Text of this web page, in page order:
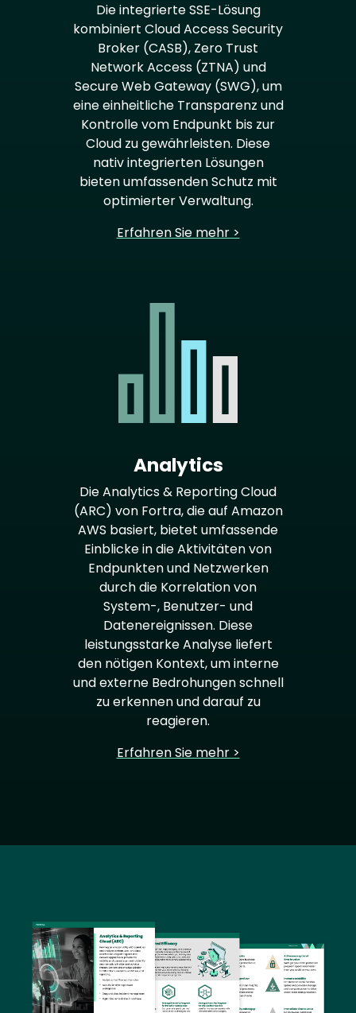
Die integrierte SSE-Lösung
kombiniert Cloud Access Security
Broker (CASB), Zero Trust
Network Access (ZTNA) und
Secure Web Gateway (SWG), um
eine einheitliche Transparenz und
Kontrolle vom Endpunkt bis zur
Cloud zu gewährleisten. Diese
nativ integrierten Lösungen
bieten umfassenden Schutz mit
optimierter Verwaltung.
Erfahren Sie mehr >
Analytics
Die Analytics & Reporting Cloud
(ARC) von Fortra, die auf Amazon
AWS basiert, bietet umfassende
Einblicke in die Aktivitäten von
Endpunkten und Netzwerken
durch die Korrelation von
System-, Benutzer- und
Datenereignissen. Diese
leistungsstarke Analyse liefert
den nötigen Kontext, um interne
und externe Bedrohungen schnell
zu erkennen und darauf zu
reagieren.
Erfahren Sie mehr >
Image